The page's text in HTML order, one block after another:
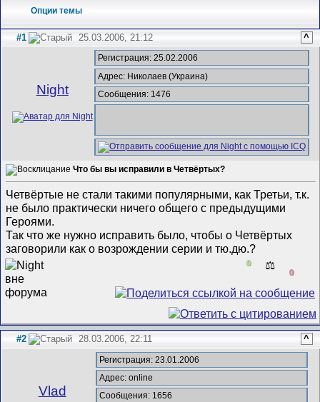
Опции темы
#1 25.03.2006, 21:12 ^
Night
Регистрация: 25.02.2006
Адрес: Николаев (Украина)
Сообщения: 1476
Что бы вы исправили в Четвёртых?
Четвёртые не стали такими популярными, как Третьи, т.к.
не было практически ничего общего с предыдущими
Героями.
Так что же нужно исправить было, чтобы о Четвёртых
заговорили как о возрождении серии и тю.дю.?
0 ⚖️
0
#2 28.03.2006, 22:11 ^
Vlad
Регистрация: 23.01.2006
Адрес: online
Сообщения: 1656